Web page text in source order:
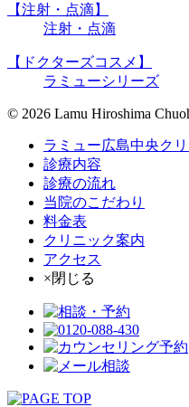
【注射・点滴】
注射・点滴
【ドクターズコスメ】
ラミューシリーズ
© 2026 Lamu Hiroshima
ラミュー広島中央ク
診療内容
診療の流れ
当院のこだわり
料金表
クリニック案内
アクセス
×閉じる